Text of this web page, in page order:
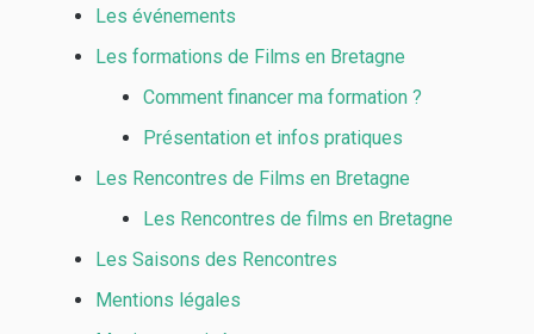
Les événements
Les formations de Films en Bretagne
Comment financer ma formation ?
Présentation et infos pratiques
Les Rencontres de Films en Bretagne
Les Rencontres de films en Bretagne
Les Saisons des Rencontres
Mentions légales